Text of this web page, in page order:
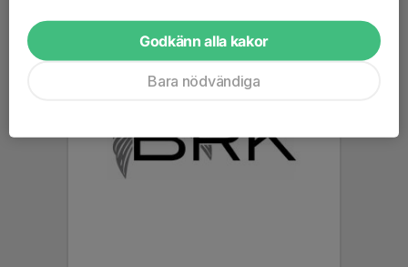
Godkänn alla kakor
Bara nödvändiga